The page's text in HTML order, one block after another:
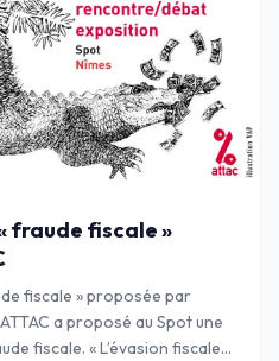
fraude fiscale »
fiscale » proposée par
a proposé au Spot une
fiscale. « L’évasion fiscale,